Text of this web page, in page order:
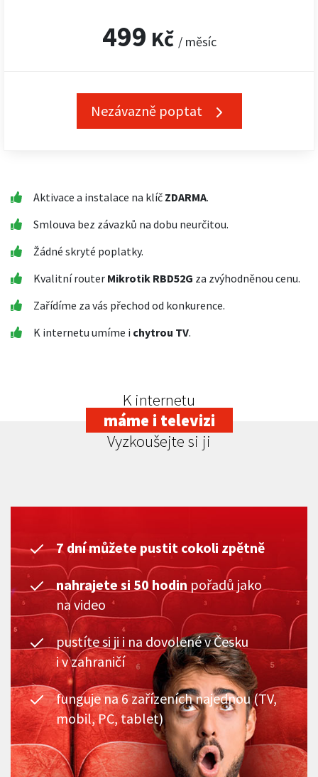
499 Kč / měsíc
Nezávazně poptat
Aktivace a instalace na klíč ZDARMA.
Smlouva bez závazků na dobu neurčitou.
Žádné skryté poplatky.
Kvalitní router Mikrotik RBD52G za zvýhodněnou cenu.
Zařídíme za vás přechod od konkurence.
K internetu umíme i chytrou TV.
K internetu
máme i televizi
Vyzkoušejte si ji
7 dní můžete pustit cokoli zpětně
nahrajete si 50 hodin pořadů jako
na video
pustíte si ji i na dovolené v Česku
i v zahraničí
funguje na 6 zařízeních najednou (TV,
mobil, PC, tablet)